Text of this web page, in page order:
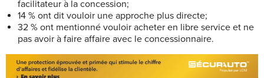
facilitateur à la concession;
14 % ont dit vouloir une approche plus directe;
32 % ont mentionné vouloir acheter en libre service et ne
pas avoir à faire affaire avec le concessionnaire.